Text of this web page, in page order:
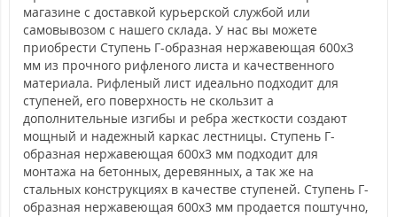
магазине с доставкой курьерской службой или
самовывозом с нашего склада. У нас вы можете
приобрести Ступень Г-образная нержавеющая 600x3
мм из прочного рифленого листа и качественного
материала. Рифленый лист идеально подходит для
ступеней, его поверхность не скользит а
дополнительные изгибы и ребра жесткости создают
мощный и надежный каркас лестницы. Ступень Г-
образная нержавеющая 600x3 мм подходит для
монтажа на бетонных, деревянных, а так же на
стальных конструкциях в качестве ступеней. Ступень Г-
образная нержавеющая 600x3 мм продается поштучно,